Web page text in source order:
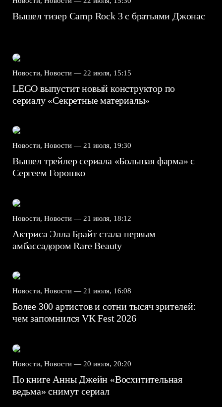
Вышел тизер Camp Rock 3 с братьями Джонас
Новости, Новости — 22 июля, 15:15
LEGO выпустит новый конструктор по
сериалу «Секретные материалы»
Новости, Новости — 21 июля, 19:30
Вышел трейлер сериала «Большая фарма» с
Сергеем Горошко
Новости, Новости — 21 июля, 18:12
Актриса Элла Брайт стала первым
амбассадором Rare Beauty
Новости, Новости — 21 июля, 16:08
Более 300 артистов и сотни тысяч зрителей:
чем запомнился VK Fest 2026
Новости, Новости — 20 июля, 20:20
По книге Анны Джейн «Восхитительная
ведьма» снимут сериал